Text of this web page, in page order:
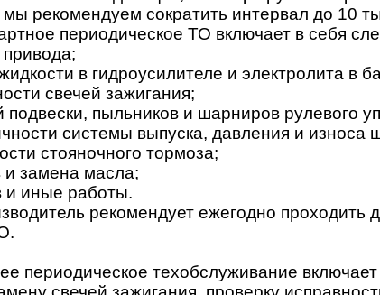
рекомендуем сократить интервал до 10
периодическое ТО включает в себя
в гидроусилителе и электролита в
свечей зажигания;
подвески, пыльников и шарниров рулевого
системы выпуска, давления и износа
стояночного тормоза;
замена масла;
и иные работы.
рекомендует ежегодно проходить
периодическое техобслуживание